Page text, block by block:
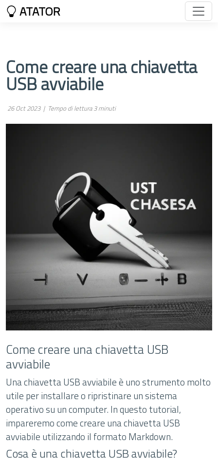
ATATOR
Come creare una chiavetta
USB avviabile
26 Oct 2023 | Tempo di lettura 3 minuti
Come creare una chiavetta USB
avviabile
Una chiavetta USB avviabile è uno strumento molto
utile per installare o ripristinare un sistema
operativo su un computer. In questo tutorial,
impareremo come creare una chiavetta USB
avviabile utilizzando il formato Markdown.
Cosa è una chiavetta USB avviabile?